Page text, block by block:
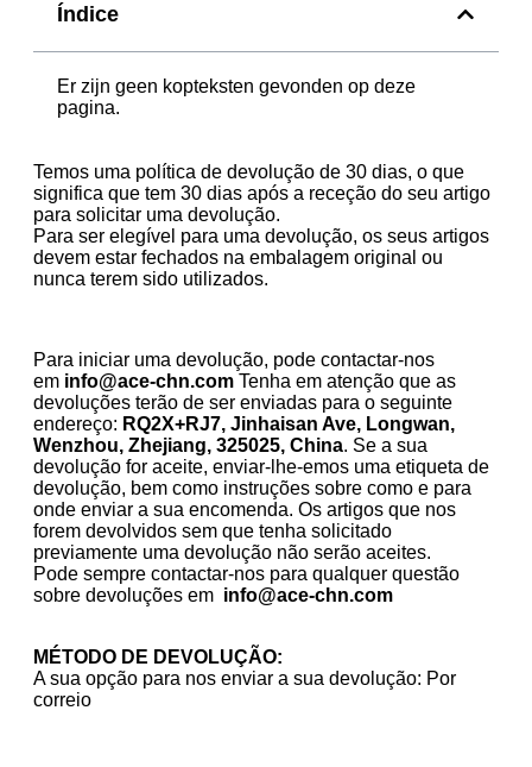
Índice
Er zijn geen kopteksten gevonden op deze
pagina.
Temos uma política de devolução de 30 dias, o que
significa que tem 30 dias após a receção do seu artigo
para solicitar uma devolução.
Para ser elegível para uma devolução, os seus artigos
devem estar fechados na embalagem original ou
nunca terem sido utilizados.
Para iniciar uma devolução, pode contactar-nos
em info@ace-chn.com Tenha em atenção que as
devoluções terão de ser enviadas para o seguinte
endereço: RQ2X+RJ7, Jinhaisan Ave, Longwan,
Wenzhou, Zhejiang, 325025, China. Se a sua
devolução for aceite, enviar-lhe-emos uma etiqueta de
devolução, bem como instruções sobre como e para
onde enviar a sua encomenda. Os artigos que nos
forem devolvidos sem que tenha solicitado
previamente uma devolução não serão aceites.
Pode sempre contactar-nos para qualquer questão
sobre devoluções em info@ace-chn.com
MÉTODO DE DEVOLUÇÃO:
A sua opção para nos enviar a sua devolução: Por
correio